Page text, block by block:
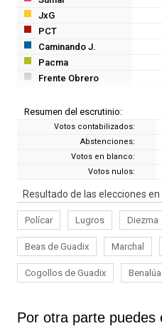
JxG
PCT
Caminando J.
Pacma
Frente Obrero
Resumen del escrutinio:
Votos contabilizados:
Abstenciones:
Votos en blanco:
Votos nulos:
Resultado de las elecciones en
Polícar Lugros Diezma
Beas de Guadix Marchal
Cogollos de Guadix Benalúa
Por otra parte puedes